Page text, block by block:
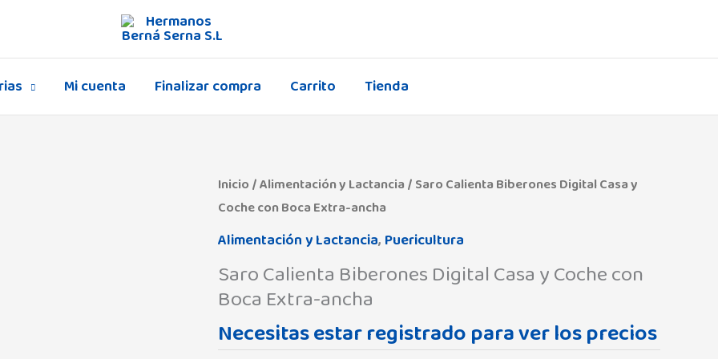
Mi cuenta Finalizar compra Carrito Tienda
Inicio/Alimentación y Lactancia/ Saro Calienta Biberones Digital Casa y
Coche con Boca Extra-ancha
Alimentación y Lactancia, Puericultura
Saro Calienta Biberones Digital Casa y Coche con
Boca Extra-ancha
Necesitas estar registrado para ver los precios